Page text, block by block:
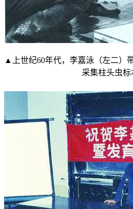
▲上世纪60年代，李嘉泳（左二）
采集柱头虫标